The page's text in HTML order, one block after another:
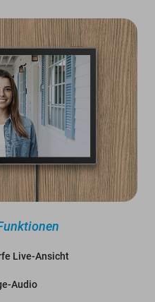
Live-Ansicht
Audio